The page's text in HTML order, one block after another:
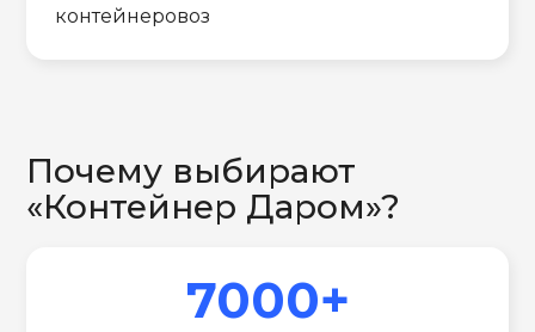
контейнеровоз
Почему выбирают
«Контейнер Даром»?
7000+